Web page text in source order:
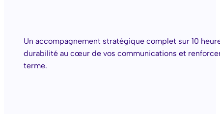
Un accompagnement stratégique complet sur 10
durabilité au cœur de vos communications et
terme.